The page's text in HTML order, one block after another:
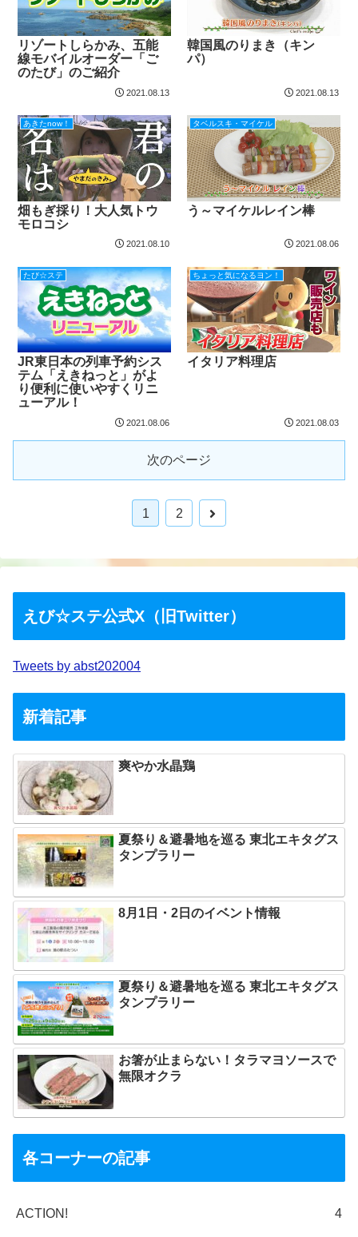
リゾートしらかみ、五能
線モバイルオーダー「ご
のたび」のご紹介
2021.08.13
韓国風のりまき（キン
パ）
2021.08.13
あきたnow！
畑もぎ採り！大人気トウ
モロコシ
2021.08.10
タベルスキ・マイケル
う～マイケルレイン棒
2021.08.06
たび☆ステ
JR東日本の列車予約シス
テム「えきねっと」がよ
り便利に使いやすくリニ
ューアル！
2021.08.06
ちょっと気になるヨン！
イタリア料理店
2021.08.03
次のページ
1 2
えび☆ステ公式X（旧Twitter）
Tweets by abst202004
新着記事
爽やか水晶鶏
夏祭り＆避暑地を巡る 東北エキタグス
タンプラリー
8月1日・2日のイベント情報
夏祭り＆避暑地を巡る 東北エキタグス
タンプラリー
お箸が止まらない！タラマヨソースで
無限オクラ
各コーナーの記事
ACTION! 4